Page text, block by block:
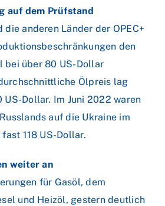
auf dem Prüfstand
die anderen Länder der OPEC+
den
bei über 80 US-Dollar
Ölpreis lag
US-Dollar. Im Juni 2022 waren
auf die Ukraine im
118 US-Dollar.
weiter an
für Gasöl, dem
und Heizöl, gestern deutlich